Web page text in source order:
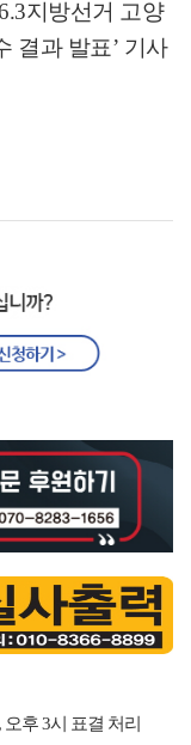
지방선거 고양
결과 발표’ 기사
후 3시 표결 처리